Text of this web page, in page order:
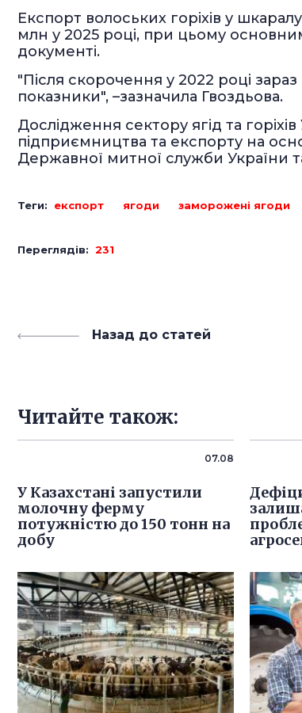
Експорт волоських горіхів у
млн у 2025 році, при цьому
документі.
"Після скорочення у 2022 році
показники", –зазначила Гвоздьова.
Дослідження сектору ягід та
підприємництва та експорту на
Державної митної служби України
Теги: експорт ягоди заморожені ягоди
Переглядів: 231
Назад до статей
Читайте також:
07.08
У Казахстані запустили
молочну ферму
потужністю до 150 тонн на
добу